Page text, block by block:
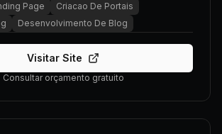
Page
Criacao De Portais
Desenvolvimento De Blog
Visitar Site
Consultar orçamento gratuito